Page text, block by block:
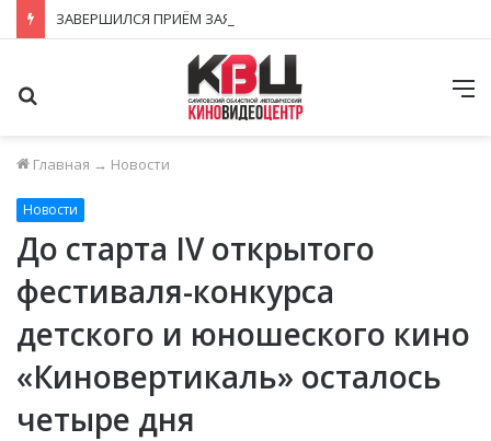
Главная → Новости
Новости
До старта IV открытого
фестиваля-конкурса
детского и юношеского кино
«Киновертикаль» осталось
четыре дня